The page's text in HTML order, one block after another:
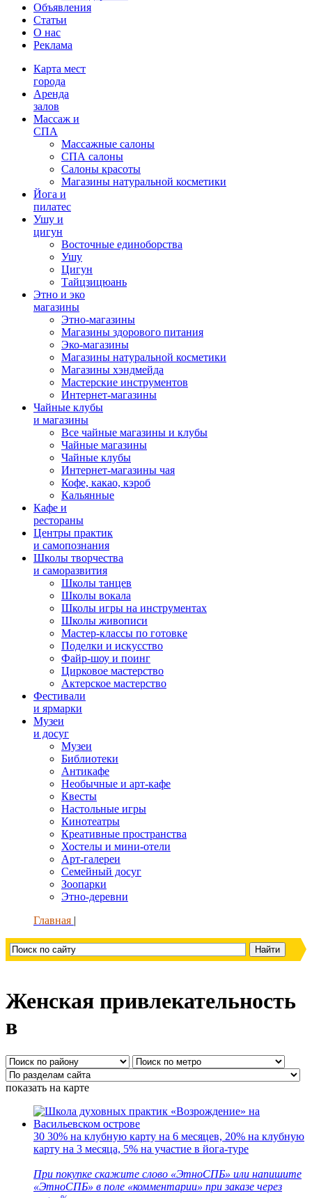
Объявления
Статьи
О нас
Реклама
Карта мест
города
Аренда
залов
Массаж и
СПА
Массажные салоны
СПА салоны
Салоны красоты
Магазины натуральной косметики
Йога и
пилатес
Ушу и
цигун
Восточные единоборства
Ушу
Цигун
Тайцзицюань
Этно и эко
магазины
Этно-магазины
Магазины здорового питания
Эко-магазины
Магазины натуральной косметики
Магазины хэндмейда
Мастерские инструментов
Интернет-магазины
Чайные клубы
и магазины
Все чайные магазины и клубы
Чайные магазины
Чайные клубы
Интернет-магазины чая
Кофе, какао, кэроб
Кальянные
Кафе и
рестораны
Центры практик
и самопознания
Школы творчества
и саморазвития
Школы танцев
Школы вокала
Школы игры на инструментах
Школы живописи
Мастер-классы по готовке
Поделки и искусство
Файр-шоу и поинг
Цирковое мастерство
Актерское мастерство
Фестивали
и ярмарки
Музеи
и досуг
Музеи
Библиотеки
Антикафе
Необычные и арт-кафе
Квесты
Настольные игры
Кинотеатры
Креативные пространства
Хостелы и мини-отели
Арт-галереи
Семейный досуг
Зоопарки
Этно-деревни
Главная
Женская привлекательность
в
показать на карте
30 30% на клубную карту на 6 месяцев, 20% на клубную
карту на 3 месяца, 5% на участие в йога-туре
При покупке скажите слово «ЭтноСПБ» или напишите
«ЭтноСПБ» в поле «комментарии» при заказе через